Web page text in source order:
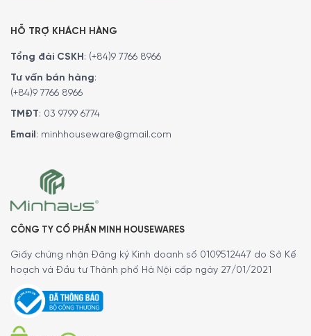
ứng nhu cầu đánh răng của bạn. Chế độ Clean là để làm
sạch đặc biệt hàng ngày, White + là để loại bỏ vết ố,
nhưng hiệu quả cho nướu và Deep Clean + mang đến cho
bạn lựa chọn giữa cài đặt cao hơn để tăng cường độ
sạch và cường độ thấp hơn cho miệng nhạy cảm hơn.
BrushSync tự động chọn chế độ phù hợp
cho bạn
HỖ TRỢ KHÁCH HÀNG
Tổng đài CSKH: (+84)9 7766 8966
Tư vấn bán hàng:
(+84)9 7766 8966
TMĐT: 03 9799 6774
Email: minhhouseware@gmail.com
CÔNG TY CỔ PHẦN MINH HOUSEWARES
Giấy chứng nhận Đăng ký Kinh doanh số 0109512447 do Sở Kế
hoạch và Đầu tư Thành phố Hà Nội cấp ngày 27/01/2021